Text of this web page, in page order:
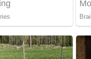
ගීතයේ පද පෙළ
- තරු යායේ දිලෙනා ගීතයේ පද පෙළ
මං සෝසා ගීතයේ පද පෙළ